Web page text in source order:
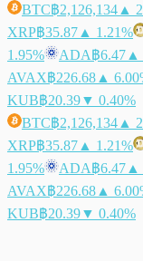
BTC฿2,126,134 ▲
XRP฿35.87 ▲ 1.21%
1.95%
ADA฿6.47 ▲
AVAX฿226.68 ▲
KUB฿20.39▼ 0.40%
BTC฿2,126,134 ▲
XRP฿35.87 ▲ 1.21%
1.95%
ADA฿6.47 ▲
AVAX฿226.68 ▲
KUB฿20.39▼ 0.40%